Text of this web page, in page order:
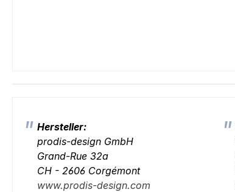
Hersteller:
prodis-design GmbH
Grand-Rue 32a
CH - 2606 Corgémont
www.prodis-design.com